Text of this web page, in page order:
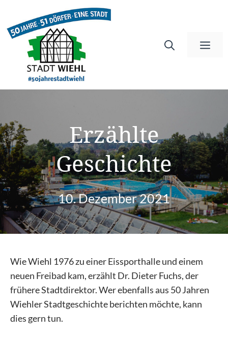
Inhalt
springen
Erzählte
Geschichte
10. Dezember 2021
Wie Wiehl 1976 zu einer Eissporthalle und einem
neuen Freibad kam, erzählt Dr. Dieter Fuchs, der
frühere Stadtdirektor. Wer ebenfalls aus 50 Jahren
Wiehler Stadtgeschichte berichten möchte, kann
dies gern tun.